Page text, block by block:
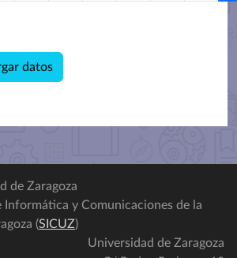
datos
de Zaragoza
y Comunicaciones de la
(SICUZ)
Universidad de Zaragoza